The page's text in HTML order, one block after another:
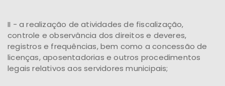
II - a realização de atividades de fiscalização,
controle e observância dos direitos e deveres,
registros e frequências, bem como a concessão de
licenças, aposentadorias e outros procedimentos
legais relativos aos servidores municipais;